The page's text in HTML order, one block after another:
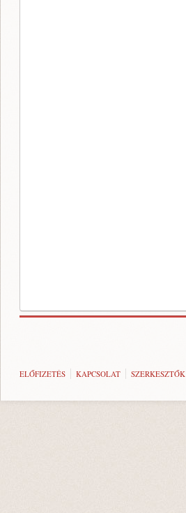
ELŐFIZETÉS KAPCSOLAT SZERKESZTŐK